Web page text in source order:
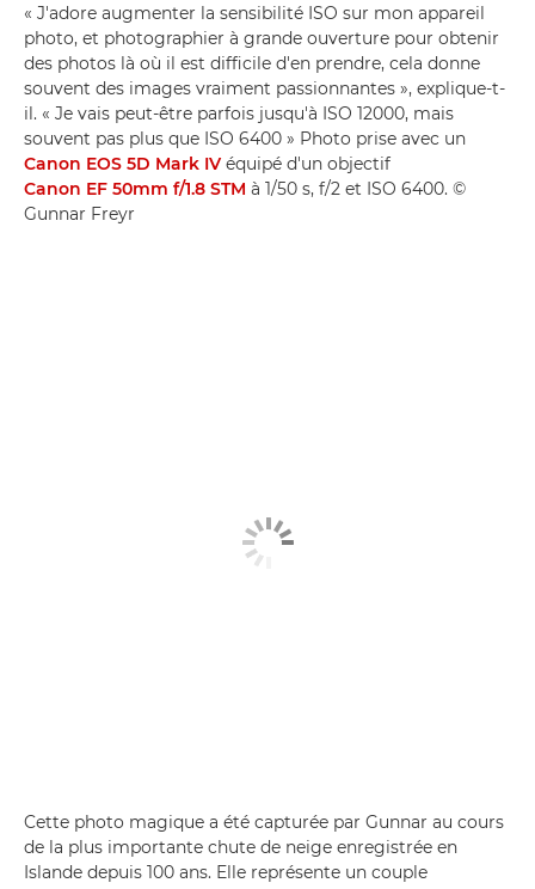
« J'adore augmenter la sensibilité ISO sur mon appareil
photo, et photographier à grande ouverture pour obtenir
des photos là où il est difficile d'en prendre, cela donne
souvent des images vraiment passionnantes », explique-t-
il. « Je vais peut-être parfois jusqu'à ISO 12000, mais
souvent pas plus que ISO 6400 » Photo prise avec un
Canon EOS 5D Mark IV équipé d'un objectif
Canon EF 50mm f/1.8 STM à 1/50 s, f/2 et ISO 6400. ©
Gunnar Freyr
Cette photo magique a été capturée par Gunnar au cours
de la plus importante chute de neige enregistrée en
Islande depuis 100 ans. Elle représente un couple